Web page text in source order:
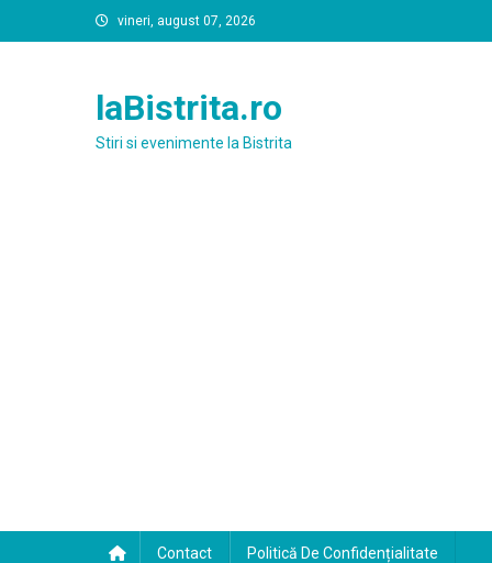
to
vineri, august 07, 2026
laBistrita.ro
Stiri si evenimente la Bistrita
Contact Politică De Confidențialitate